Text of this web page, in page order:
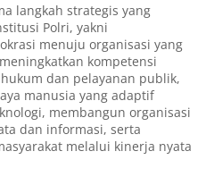
langkah strategis yang
Polri, yakni
menuju organisasi yang
kompetensi
dan pelayanan publik,
manusia yang adaptif
membangun organisasi
dan informasi, serta
melalui kinerja nyata